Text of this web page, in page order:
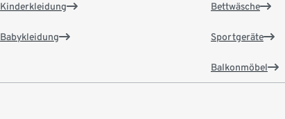
Kinderkleidung
Babykleidung
Bettwäsche
Sportgeräte
Balkonmöbel